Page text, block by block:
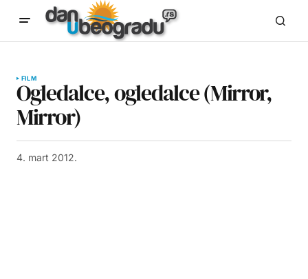
FILM
Ogledalce, ogledalce (Mirror,
Mirror)
4. mart 2012.